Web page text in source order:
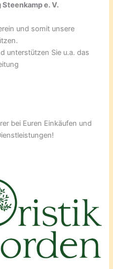
e. V.
und somit unsere
unterstützen Sie u.a. das
bei Euren Einkäufen und